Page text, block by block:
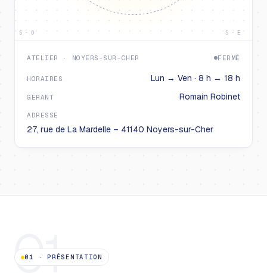
S · O S · E
ATELIER · NOYERS-SUR-CHER FERMÉ
HORAIRES Lun → Ven · 8 h → 18 h
GÉRANT Romain Robinet
ADRESSE
27, rue de La Mardelle – 41140 Noyers-sur-Cher
01
01 ·PRÉSENTATION